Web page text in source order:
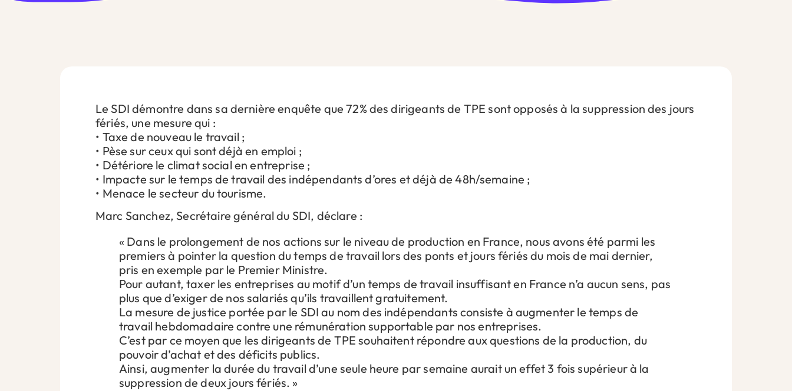
Le SDI démontre dans sa dernière enquête que 72% des dirigeants de TPE sont opposés à la suppression des jours
fériés, une mesure qui :
•⁠ ⁠Taxe de nouveau le travail ;
•⁠ ⁠Pèse sur ceux qui sont déjà en emploi ;
•⁠ ⁠Détériore le climat social en entreprise ;
•⁠ ⁠Impacte sur le temps de travail des indépendants d’ores et déjà de 48h/semaine ;
•⁠ ⁠Menace le secteur du tourisme.
Marc Sanchez, Secrétaire général du SDI, déclare :
« Dans le prolongement de nos actions sur le niveau de production en France, nous avons été parmi les
premiers à pointer la question du temps de travail lors des ponts et jours fériés du mois de mai dernier,
pris en exemple par le Premier Ministre.
Pour autant, taxer les entreprises au motif d’un temps de travail insuffisant en France n’a aucun sens, pas
plus que d’exiger de nos salariés qu’ils travaillent gratuitement.
La mesure de justice portée par le SDI au nom des indépendants consiste à augmenter le temps de
travail hebdomadaire contre une rémunération supportable par nos entreprises.
C’est par ce moyen que les dirigeants de TPE souhaitent répondre aux questions de la production, du
pouvoir d’achat et des déficits publics.
Ainsi, augmenter la durée du travail d’une seule heure par semaine aurait un effet 3 fois supérieur à la
suppression de deux jours fériés. »